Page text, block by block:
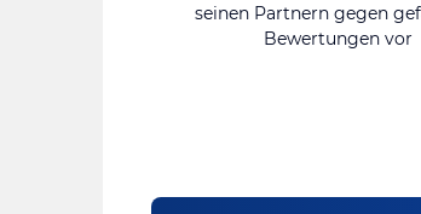
seinen Partnern gegen
Bewertungen vor